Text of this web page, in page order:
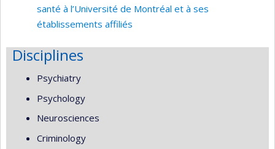
santé à l’Université de Montréal et à ses
établissements affiliés
Disciplines
Psychiatry
Psychology
Neurosciences
Criminology